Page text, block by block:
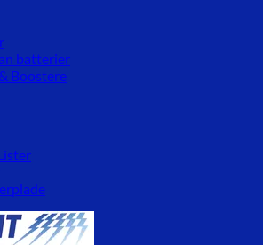
batterier
Boostere